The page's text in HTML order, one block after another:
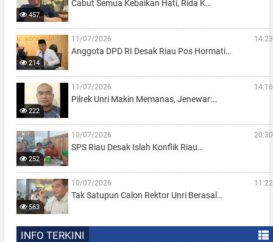
457
Cabut Semua Kebaikan Hati, Rida K…
214
11/07/2026 14:23
Anggota DPD RI Desak Riau Pos Hormati…
222
11/07/2026 14:16
Pilrek Unri Makin Memanas, Jenewar:…
252
10/07/2026 20:30
SPS Riau Desak Islah Konflik Riau…
563
10/07/2026 11:22
Tak Satupun Calon Rektor Unri Berasal…
INFO TERKINI